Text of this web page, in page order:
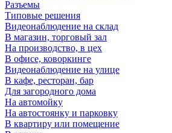
Разъемы
Типовые решения
Видеонаблюдение на склад
В магазин, торговый зал
На производство, в цех
В офисе, коворкинге
Видеонаблюдение на улице
В кафе, ресторан, бар
Для загородного дома
На автомойку
На автостоянку и парковку
В квартиру или помещение